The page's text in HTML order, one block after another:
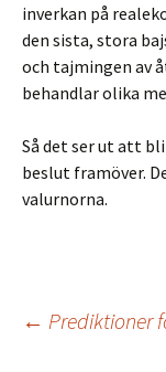
inverkan på
den sista, stora
och tajmingen av
behandlar olika
Så det ser ut att
beslut framöver.
valurnorna.
← Prediktioner